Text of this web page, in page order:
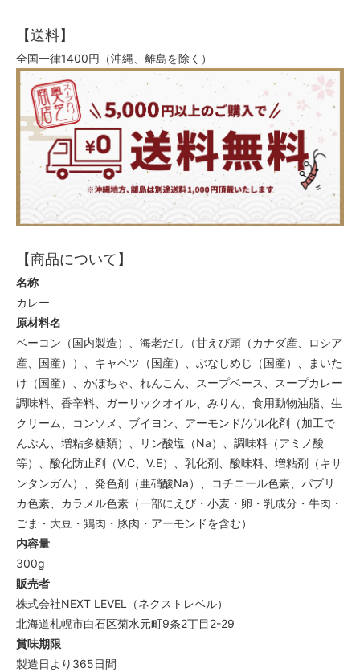
【送料】
全国一律1400円（沖縄、離島を除く）
【商品について】
名称
カレー
原材料名
ベーコン（国内製造）、海老だし（甘えび頭（カナダ産、ロシア
産、国産））、キャベツ（国産）、ぶなしめじ（国産）、まいた
け（国産）、かぼちゃ、れんこん、スープベース、スープカレー
調味料、香辛料、ガーリックオイル、みりん、食用動物油脂、生
クリーム、コンソメ、ブイヨン、アーモンド/ゲル化剤（加工で
んぷん、増粘多糖類）、リン酸塩（Na）、調味料（アミノ酸
等）、酸化防止剤（V.C、V.E）、乳化剤、酸味料、増粘剤（キサ
ンタンガム）、発色剤（亜硝酸Na）、コチニール色素、パプリ
カ色素、カラメル色素（一部にえび・小麦・卵・乳成分・牛肉・
ごま・大豆・鶏肉・豚肉・アーモンドを含む）
内容量
300g
販売者
株式会社NEXT LEVEL（ネクストレベル）
北海道札幌市白石区菊水元町9条2丁目2-29
賞味期限
製造日より365日間